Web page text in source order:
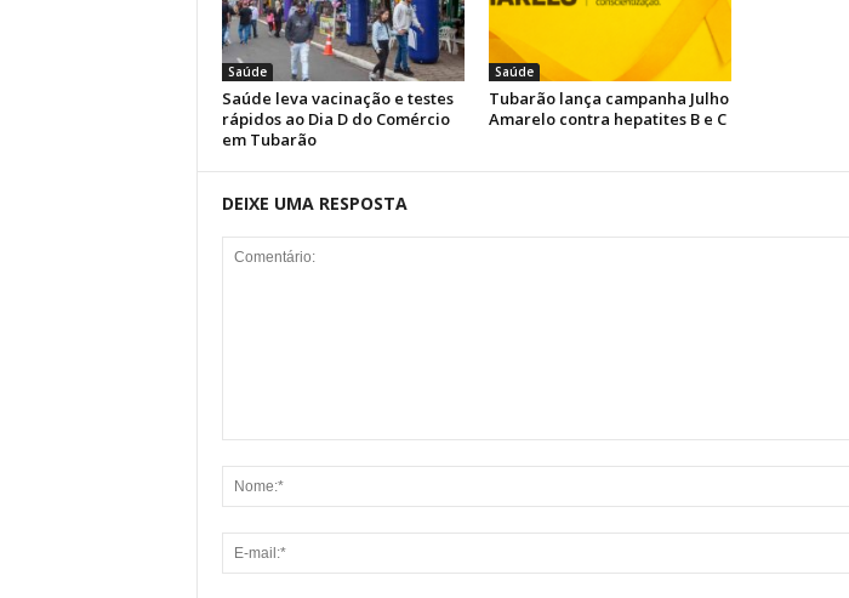
Saúde
Saúde leva vacinação e testes
rápidos ao Dia D do Comércio
em Tubarão
Saúde
Tubarão lança campanha Julho
Amarelo contra hepatites B e C
DEIXE UMA RESPOSTA